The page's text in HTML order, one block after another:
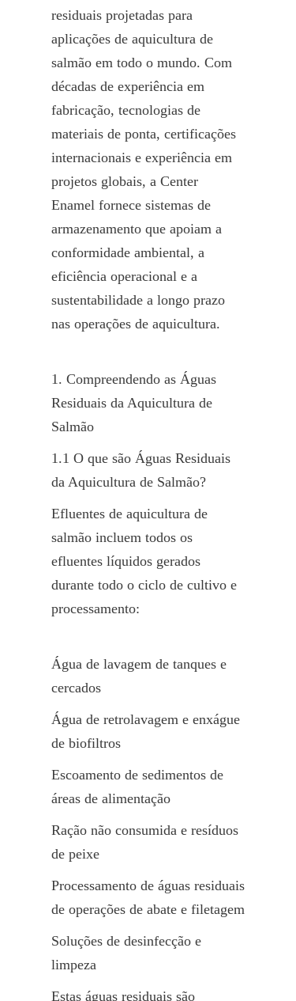
residuais projetadas para
aplicações de aquicultura de
salmão em todo o mundo. Com
décadas de experiência em
fabricação, tecnologias de
materiais de ponta, certificações
internacionais e experiência em
projetos globais, a Center
Enamel fornece sistemas de
armazenamento que apoiam a
conformidade ambiental, a
eficiência operacional e a
sustentabilidade a longo prazo
nas operações de aquicultura.
1. Compreendendo as Águas
Residuais da Aquicultura de
Salmão
1.1 O que são Águas Residuais
da Aquicultura de Salmão?
Efluentes de aquicultura de
salmão incluem todos os
efluentes líquidos gerados
durante todo o ciclo de cultivo e
processamento:
Água de lavagem de tanques e
cercados
Água de retrolavagem e enxágue
de biofiltros
Escoamento de sedimentos de
áreas de alimentação
Ração não consumida e resíduos
de peixe
Processamento de águas residuais
de operações de abate e filetagem
Soluções de desinfecção e
limpeza
Estas águas residuais são